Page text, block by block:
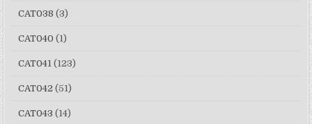
CAT038 (3)
CAT040 (1)
CAT041 (123)
CAT042 (51)
CAT043 (14)